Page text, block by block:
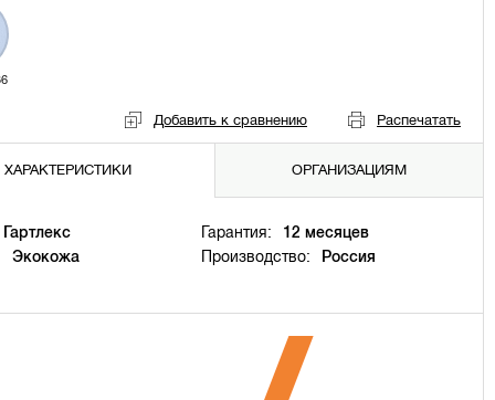
Добавить к сравнению Распечатать
ХАРАКТЕРИСТИКИ ОРГАНИЗАЦИЯМ
Гартлекс Гарантия:
12 месяцев
Экокожа Производство: Россия